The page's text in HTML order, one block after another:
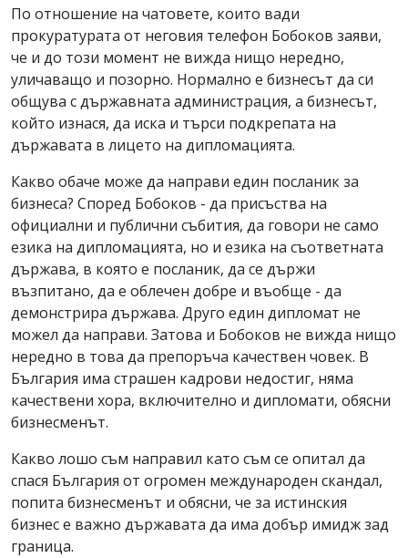
По отношение на чатовете, които вади
прокуратурата от неговия телефон Бобоков заяви,
че и до този момент не вижда нищо нередно,
уличаващо и позорно. Нормално е бизнесът да си
общува с държавната администрация, а бизнесът,
който изнася, да иска и търси подкрепата на
държавата в лицето на дипломацията.
Какво обаче може да направи един посланик за
бизнеса? Според Бобоков - да присъства на
официални и публични събития, да говори не само
езика на дипломацията, но и езика на съответната
държава, в която е посланик, да се държи
възпитано, да е облечен добре и въобще - да
демонстрира държава. Друго един дипломат не
можел да направи. Затова и Бобоков не вижда нищо
нередно в това да препоръча качествен човек. В
България има страшен кадрови недостиг, няма
качествени хора, включително и дипломати, обясни
бизнесменът.
Какво лошо съм направил като съм се опитал да
спася България от огромен международен скандал,
попита бизнесменът и обясни, че за истинския
бизнес е важно държавата да има добър имидж зад
граница.